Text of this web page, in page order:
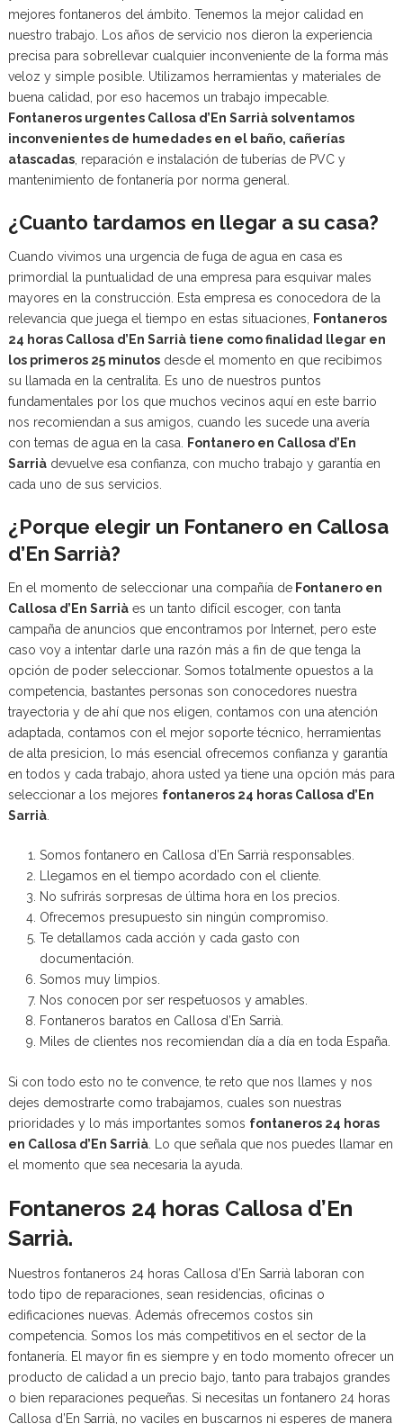
mejores fontaneros del ámbito. Tenemos la mejor calidad en
nuestro trabajo. Los años de servicio nos dieron la experiencia
precisa para sobrellevar cualquier inconveniente de la forma más
veloz y simple posible. Utilizamos herramientas y materiales de
buena calidad, por eso hacemos un trabajo impecable.
Fontaneros urgentes Callosa d’En Sarrià solventamos
inconvenientes de humedades en el baño, cañerías
atascadas, reparación e instalación de tuberías de PVC y
mantenimiento de fontanería por norma general.
¿Cuanto tardamos en llegar a su casa?
Cuando vivimos una urgencia de fuga de agua en casa es
primordial la puntualidad de una empresa para esquivar males
mayores en la construcción. Esta empresa es conocedora de la
relevancia que juega el tiempo en estas situaciones,
Fontaneros
24 horas Callosa d’En Sarrià tiene como finalidad llegar en
los primeros 25 minutosdesde el momento en que recibimos
su llamada en la centralita. Es uno de nuestros puntos
fundamentales por los que muchos vecinos aquí en este barrio
nos recomiendan a sus amigos, cuando les sucede una avería
con temas de agua en la casa.
Fontanero en Callosa d’En
Sarriàdevuelve esa confianza, con mucho trabajo y garantía en
cada uno de sus servicios.
¿Porque elegir un Fontanero en Callosa
d’En Sarrià?
En el momento de seleccionar una compañía deFontanero en
Callosa d’En Sarriàes un tanto difícil escoger, con tanta
campaña de anuncios que encontramos por Internet, pero este
caso voy a intentar darle una razón más a fin de que tenga la
opción de poder seleccionar. Somos totalmente opuestos a la
competencia, bastantes personas son conocedores nuestra
trayectoria y de ahí que nos eligen, contamos con una atención
adaptada, contamos con el mejor soporte técnico, herramientas
de alta presicion, lo más esencial ofrecemos confianza y garantía
en todos y cada trabajo, ahora usted ya tiene una opción más para
seleccionar a los mejores fontaneros 24 horas Callosa d’En
Sarrià.
Somos fontanero en Callosa d’En Sarrià responsables.
Llegamos en el tiempo acordado con el cliente.
No sufrirás sorpresas de última hora en los precios.
Ofrecemos presupuesto sin ningún compromiso.
Te detallamos cada acción y cada gasto con
documentación.
Somos muy limpios.
Nos conocen por ser respetuosos y amables.
Fontaneros baratos en Callosa d’En Sarrià.
Miles de clientes nos recomiendan día a día en toda España.
Si con todo esto no te convence, te reto que nos llames y nos
dejes demostrarte como trabajamos, cuales son nuestras
prioridades y lo más importantes somos fontaneros 24 horas
en Callosa d’En Sarrià. Lo que señala que nos puedes llamar en
el momento que sea necesaria la ayuda.
Fontaneros 24 horas Callosa d’En
Sarrià.
Nuestros fontaneros 24 horas Callosa d’En Sarrià laboran con
todo tipo de reparaciones, sean residencias, oficinas o
edificaciones nuevas. Además ofrecemos costos sin
competencia. Somos los más competitivos en el sector de la
fontanería. El mayor fin es siempre y en todo momento ofrecer un
producto de calidad a un precio bajo, tanto para trabajos grandes
o bien reparaciones pequeñas. Si necesitas un fontanero 24 horas
Callosa d’En Sarrià, no vaciles en buscarnos ni esperes de manera